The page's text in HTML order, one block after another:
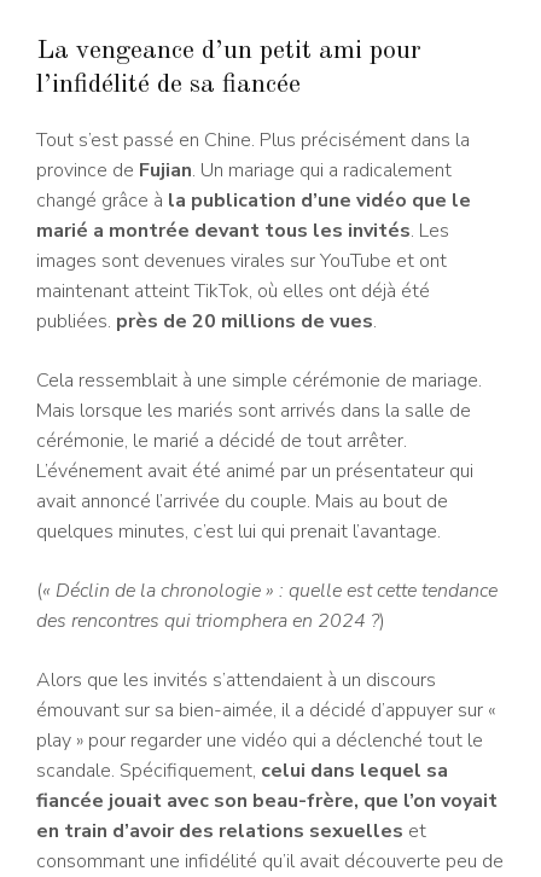
La vengeance d’un petit ami pour
l’infidélité de sa fiancée
Tout s’est passé en Chine. Plus précisément dans la
province de Fujian. Un mariage qui a radicalement
changé grâce à la publication d’une vidéo que le
marié a montrée devant tous les invités. Les
images sont devenues virales sur YouTube et ont
maintenant atteint TikTok, où elles ont déjà été
publiées. près de 20 millions de vues.
Cela ressemblait à une simple cérémonie de mariage.
Mais lorsque les mariés sont arrivés dans la salle de
cérémonie, le marié a décidé de tout arrêter.
L’événement avait été animé par un présentateur qui
avait annoncé l’arrivée du couple. Mais au bout de
quelques minutes, c’est lui qui prenait l’avantage.
(« Déclin de la chronologie » : quelle est cette tendance
des rencontres qui triomphera en 2024 ?)
Alors que les invités s’attendaient à un discours
émouvant sur sa bien-aimée, il a décidé d’appuyer sur «
play » pour regarder une vidéo qui a déclenché tout le
scandale. Spécifiquement, celui dans lequel sa
fiancée jouait avec son beau-frère, que l’on voyait
en train d’avoir des relations sexuelles et
consommant une infidélité qu’il avait découverte peu de